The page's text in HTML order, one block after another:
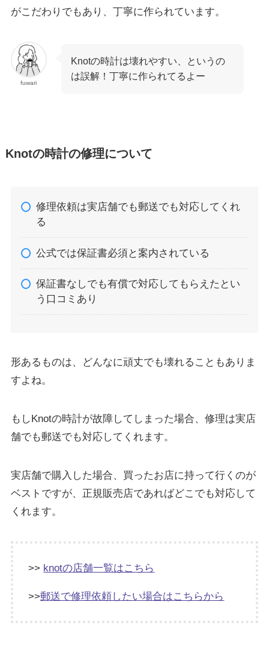
がこだわりでもあり、丁寧に作られています。
fuwari
Knotの時計は壊れやすい、というの
は誤解！丁寧に作られてるよー
Knotの時計の修理について
修理依頼は実店舗でも郵送でも対応してくれ
る
公式では保証書必須と案内されている
保証書なしでも有償で対応してもらえたとい
う口コミあり
形あるものは、どんなに頑丈でも壊れることもありま
すよね。
もしKnotの時計が故障してしまった場合、修理は実店
舗でも郵送でも対応してくれます。
実店舗で購入した場合、買ったお店に持って行くのが
ベストですが、正規販売店であればどこでも対応して
くれます。
>> knotの店舗一覧はこちら
>>郵送で修理依頼したい場合はこちらから